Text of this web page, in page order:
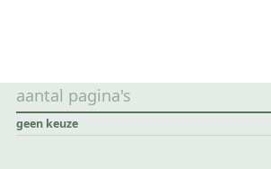
aantal pagina's
geen keuze